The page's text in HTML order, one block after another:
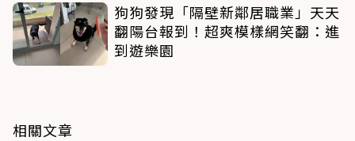
狗狗發現「隔壁新鄰居職業」天天
翻陽台報到！超爽模樣網笑翻：進
到遊樂園
相關文章